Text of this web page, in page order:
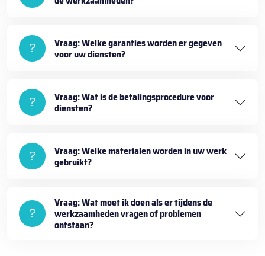
Vraag: Welke garanties worden er gegeven
voor uw diensten?
Vraag: Wat is de betalingsprocedure voor
diensten?
Vraag: Welke materialen worden in uw werk
gebruikt?
Vraag: Wat moet ik doen als er tijdens de
werkzaamheden vragen of problemen
ontstaan?